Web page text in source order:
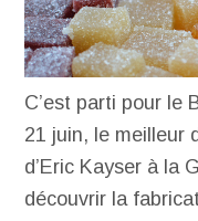
C’est parti pour le
21 juin, le meilleur
d’Eric Kayser à la
découvrir la